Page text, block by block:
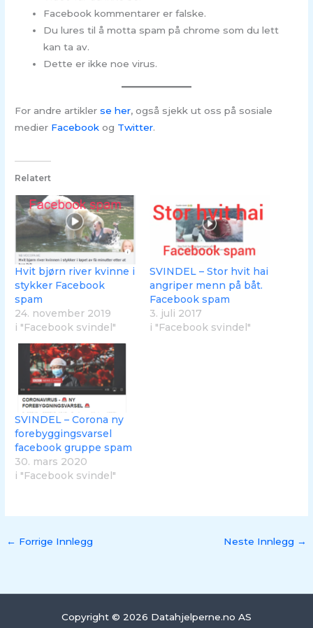
Facebook kommentarer er falske.
Du lures til å motta spam på chrome som du lett
kan ta av.
Dette er ikke noe virus.
For andre artiklerse her, også sjekk ut oss på sosiale
medier Facebookog Twitter.
Relatert
Hvit bjørn river kvinne i
stykker Facebook
spam
24. november 2019
i "Facebook svindel"
SVINDEL – Stor hvit hai
angriper menn på båt.
Facebook spam
3. juli 2017
i "Facebook svindel"
SVINDEL – Corona ny
forebyggingsvarsel
facebook gruppe spam
30. mars 2020
i "Facebook svindel"
← Forrige Innlegg Neste Innlegg →
Copyright © 2026 Datahjelperne.no AS